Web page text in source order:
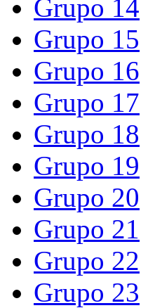
Grupo 14
Grupo 15
Grupo 16
Grupo 17
Grupo 18
Grupo 19
Grupo 20
Grupo 21
Grupo 22
Grupo 23